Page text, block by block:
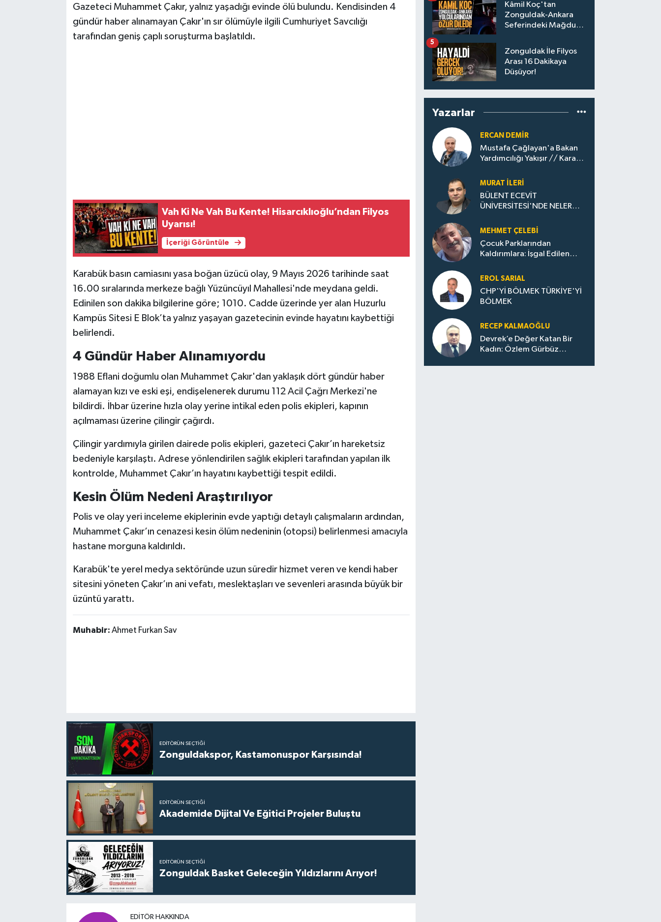
Gazeteci Muhammet Çakır, yalnız yaşadığı evinde ölü bulundu. Kendisinden 4
gündür haber alınamayan Çakır'ın sır ölümüyle ilgili Cumhuriyet Savcılığı
tarafından geniş çaplı soruşturma başlatıldı.
Vah Ki Ne Vah Bu Kente! Hisarcıklıoğlu’ndan Filyos
Uyarısı!
İçeriği Görüntüle
Karabük basın camiasını yasa boğan üzücü olay, 9 Mayıs 2026 tarihinde saat
16.00 sıralarında merkeze bağlı Yüzüncüyıl Mahallesi'nde meydana geldi.
Edinilen son dakika bilgilerine göre; 1010. Cadde üzerinde yer alan Huzurlu
Kampüs Sitesi E Blok’ta yalnız yaşayan gazetecinin evinde hayatını kaybettiği
belirlendi.
4 Gündür Haber Alınamıyordu
1988 Eflani doğumlu olan Muhammet Çakır'dan yaklaşık dört gündür haber
alamayan kızı ve eski eşi, endişelenerek durumu 112 Acil Çağrı Merkezi'ne
bildirdi. İhbar üzerine hızla olay yerine intikal eden polis ekipleri, kapının
açılmaması üzerine çilingir çağırdı.
Çilingir yardımıyla girilen dairede polis ekipleri, gazeteci Çakır’ın hareketsiz
bedeniyle karşılaştı. Adrese yönlendirilen sağlık ekipleri tarafından yapılan ilk
kontrolde, Muhammet Çakır’ın hayatını kaybettiği tespit edildi.
Kesin Ölüm Nedeni Araştırılıyor
Polis ve olay yeri inceleme ekiplerinin evde yaptığı detaylı çalışmaların ardından,
Muhammet Çakır’ın cenazesi kesin ölüm nedeninin (otopsi) belirlenmesi amacıyla
hastane morguna kaldırıldı.
Karabük'te yerel medya sektöründe uzun süredir hizmet veren ve kendi haber
sitesini yöneten Çakır’ın ani vefatı, meslektaşları ve sevenleri arasında büyük bir
üzüntü yarattı.
Muhabir: Ahmet Furkan Sav
EDITÖRÜN SEÇTIĞI
Zonguldakspor, Kastamonuspor Karşısında!
EDITÖRÜN SEÇTIĞI
Akademide Dijital Ve Eğitici Projeler Buluştu
EDITÖRÜN SEÇTIĞI
Zonguldak Basket Geleceğin Yıldızlarını Arıyor!
EDITÖR HAKKINDA
Kâmil Koç'tan
Zonguldak-Ankara
Seferindeki Mağdur
Zonguldak İle Filyos
Arası 16 Dakikaya
Düşüyor!
5
Yazarlar
ERCAN DEMIR
Mustafa Çağlayan'a Bakan
Yardımcılığı Yakışır // ​Kara
Zonguldak'ın Dönüşümü..
MURAT İLERI
BÜLENT ECEVİT
ÜNİVERSİTESİ'NDE NELER
MEHMET ÇELEBI
Çocuk Parklarından
Kaldırımlara: İşgal Edilen
Evler Çöp Dolu
EROL SARIAL
CHP'Yİ BÖLMEK TÜRKİYE'Yİ
BÖLMEK
RECEP KALMAOĞLU
Devrek’e Değer Katan Bir
Kadın: Özlem Gürbüz